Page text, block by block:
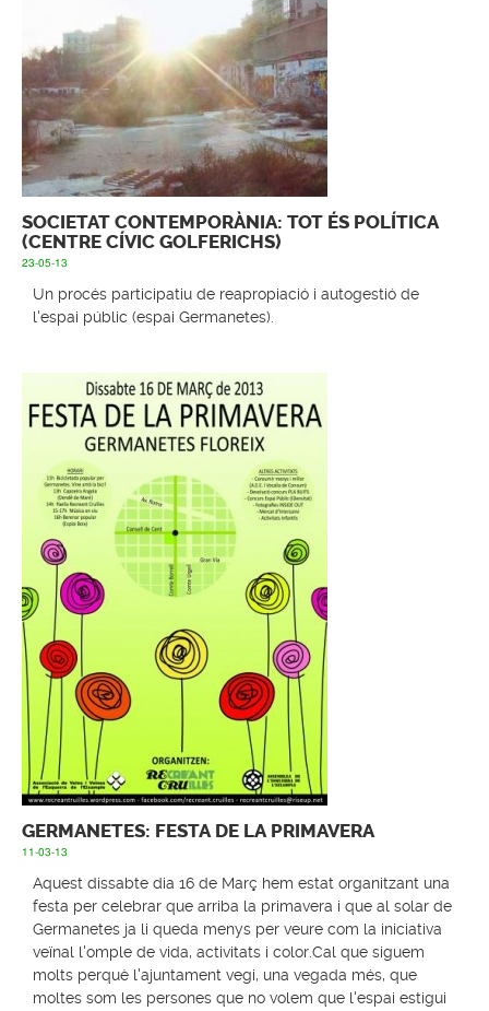
SOCIETAT CONTEMPORÀNIA: TOT ÉS POLÍTICA
(CENTRE CÍVIC GOLFERICHS)
23-05-13
Un procés participatiu de reapropiació i autogestió de
l'espai públic (espai Germanetes).
GERMANETES: FESTA DE LA PRIMAVERA
11-03-13
Aquest dissabte dia 16 de Març hem estat organitzant una
festa per celebrar que arriba la primavera i que al solar de
Germanetes ja li queda menys per veure com la iniciativa
veïnal l'omple de vida, activitats i color.Cal que siguem
molts perquè l'ajuntament vegi, una vegada més, que
moltes som les persones que no volem que l'espai estigui